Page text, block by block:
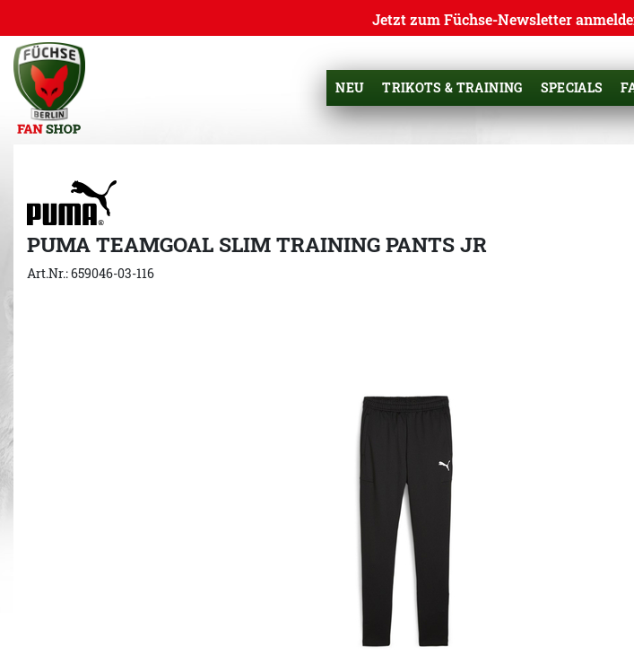
Jetzt zum Füchse-Newsletter
NEU TRIKOTS & TRAINING SPECIALS
PUMA TEAMGOAL SLIM TRAINING PANTS JR
Art.Nr.: 659046-03-116